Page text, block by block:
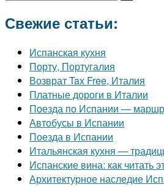
Свежие статьи:
Испанская кухня
Порту, Португалия
Возврат Tax Free, Италия
Платные дороги в Италии
Поезда по Испании —
Автобусы в Испании
Поезда в Испании
Итальянская кухня —
Испанские вина: как читать
Архитектурное наследие